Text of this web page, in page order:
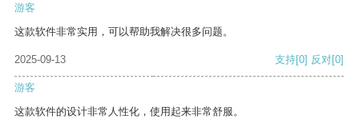
游客
这款软件非常实用，可以帮助我解决很多问题。
2025-09-13 支持[0] 反对[0]
游客
这款软件的设计非常人性化，使用起来非常舒服。